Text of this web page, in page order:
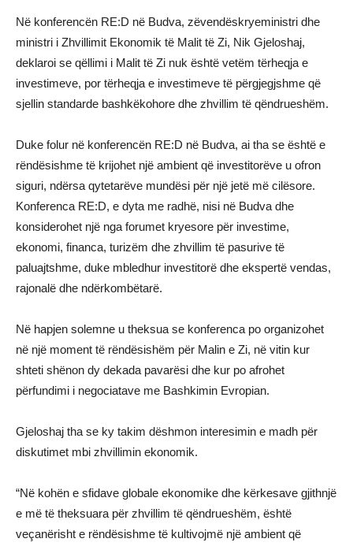
Në konferencën RE:D në Budva, zëvendëskryeministri dhe
ministri i Zhvillimit Ekonomik të Malit të Zi, Nik Gjeloshaj,
deklaroi se qëllimi i Malit të Zi nuk është vetëm tërheqja e
investimeve, por tërheqja e investimeve të përgjegjshme që
sjellin standarde bashkëkohore dhe zhvillim të qëndrueshëm.
Duke folur në konferencën RE:D në Budva, ai tha se është e
rëndësishme të krijohet një ambient që investitorëve u ofron
siguri, ndërsa qytetarëve mundësi për një jetë më cilësore.
Konferenca RE:D, e dyta me radhë, nisi në Budva dhe
konsiderohet një nga forumet kryesore për investime,
ekonomi, financa, turizëm dhe zhvillim të pasurive të
paluajtshme, duke mbledhur investitorë dhe ekspertë vendas,
rajonalë dhe ndërkombëtarë.
Në hapjen solemne u theksua se konferenca po organizohet
në një moment të rëndësishëm për Malin e Zi, në vitin kur
shteti shënon dy dekada pavarësi dhe kur po afrohet
përfundimi i negociatave me Bashkimin Evropian.
Gjeloshaj tha se ky takim dëshmon interesimin e madh për
diskutimet mbi zhvillimin ekonomik.
“Në kohën e sfidave globale ekonomike dhe kërkesave gjithnjë
e më të theksuara për zhvillim të qëndrueshëm, është
veçanërisht e rëndësishme të kultivojmë një ambient që